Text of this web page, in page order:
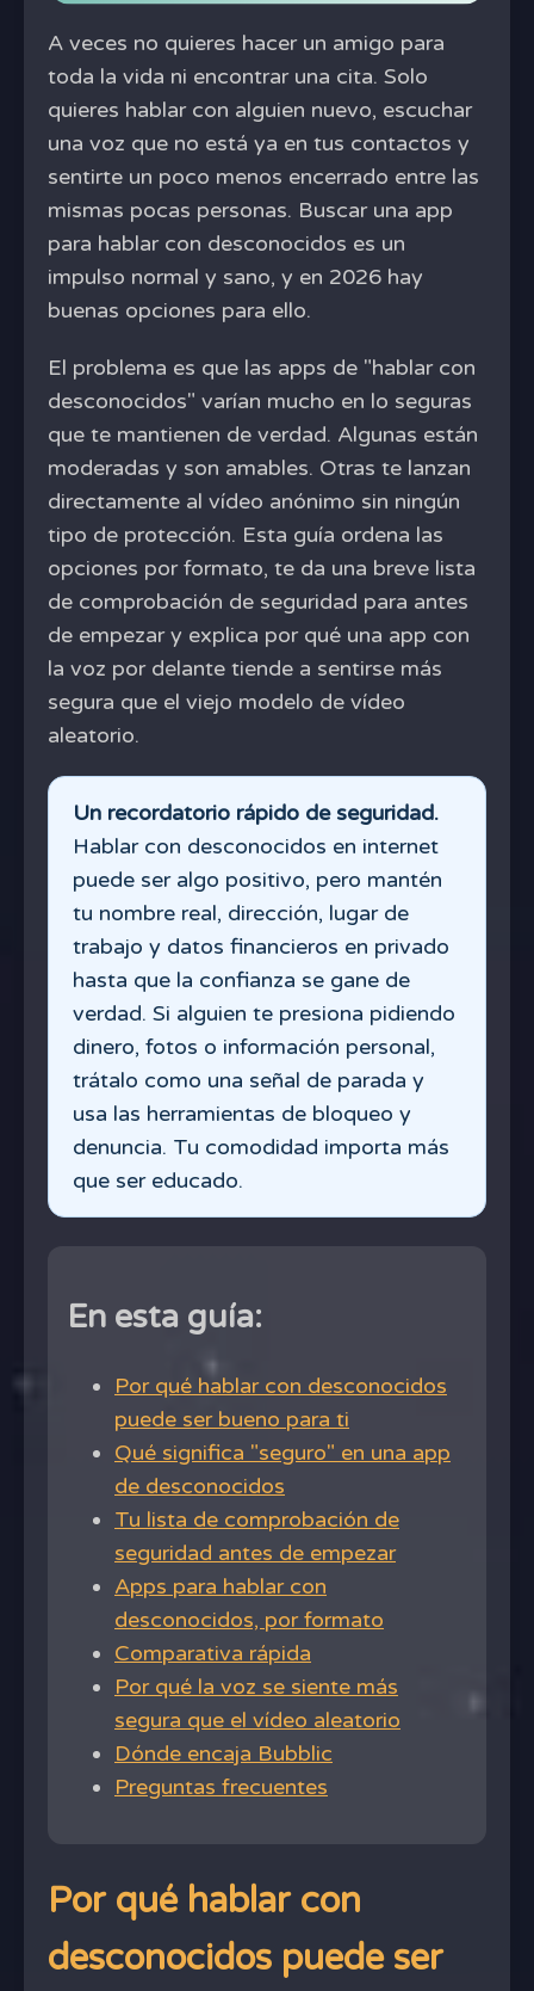
A veces no quieres hacer un amigo para
toda la vida ni encontrar una cita. Solo
quieres hablar con alguien nuevo, escuchar
una voz que no está ya en tus contactos y
sentirte un poco menos encerrado entre las
mismas pocas personas. Buscar una app
para hablar con desconocidos es un
impulso normal y sano, y en 2026 hay
buenas opciones para ello.
El problema es que las apps de "hablar con
desconocidos" varían mucho en lo seguras
que te mantienen de verdad. Algunas están
moderadas y son amables. Otras te lanzan
directamente al vídeo anónimo sin ningún
tipo de protección. Esta guía ordena las
opciones por formato, te da una breve lista
de comprobación de seguridad para antes
de empezar y explica por qué una app con
la voz por delante tiende a sentirse más
segura que el viejo modelo de vídeo
aleatorio.
Un recordatorio rápido de seguridad.
Hablar con desconocidos en internet
puede ser algo positivo, pero mantén
tu nombre real, dirección, lugar de
trabajo y datos financieros en privado
hasta que la confianza se gane de
verdad. Si alguien te presiona pidiendo
dinero, fotos o información personal,
trátalo como una señal de parada y
usa las herramientas de bloqueo y
denuncia. Tu comodidad importa más
que ser educado.
En esta guía:
Por qué hablar con desconocidos
puede ser bueno para ti
Qué significa "seguro" en una app
de desconocidos
Tu lista de comprobación de
seguridad antes de empezar
Apps para hablar con
desconocidos, por formato
Comparativa rápida
Por qué la voz se siente más
segura que el vídeo aleatorio
Dónde encaja Bubblic
Preguntas frecuentes
Por qué hablar con
desconocidos puede ser